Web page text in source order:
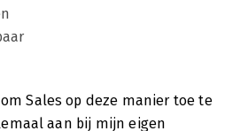
Sales op deze manier toe te
aan bij mijn eigen